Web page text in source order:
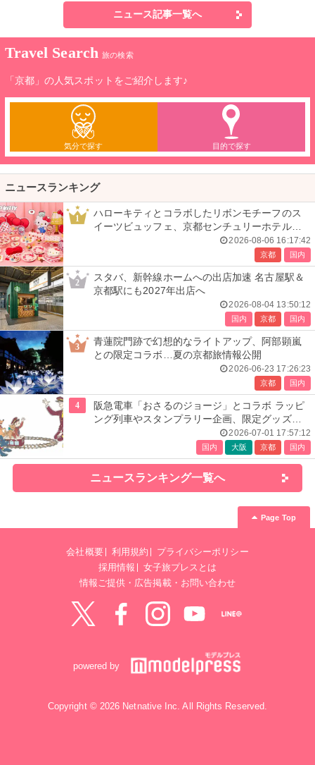
ニュース記事一覧へ
Travel Search 旅の検索
「京都」の人気スポットをご紹介します♪
気分で探す 目的で探す
ニュースランキング
1
ハローキティとコラボしたリボンモチーフのス
イーツビュッフェ、京都センチュリーホテルで
2026-08-06 16:17:42
京都 国内
2
スタバ、新幹線ホームへの出店加速 名古屋駅＆
京都駅にも2027年出店へ
2026-08-04 13:50:12
国内 京都 国内
3
青蓮院門跡で幻想的なライトアップ、阿部顕嵐
との限定コラボ…夏の京都旅情報公開
2026-06-23 17:26:23
京都 国内
4
阪急電車「おさるのジョージ」とコラボ ラッピ
ング列車やスタンプラリー企画、限定グッズ全
2026-07-01 17:57:12
国内 大阪 京都 国内
ニュースランキング一覧へ
Page Top
会社概要 利用規約
プライバシーポリシー
採用情報
女子旅プレスとは
情報ご提供・広告掲載・お問い合わせ
powered by
Copyright © 2026 Netnative Inc. All Rights Reserved.